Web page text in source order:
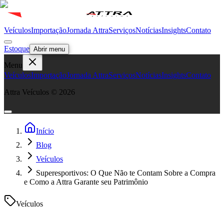
VeículosImportaçãoJornada AttraServiçosNotíciasInsightsContato
Estoque Abrir menu
Menu
VeículosImportaçãoJornada AttraServiçosNotíciasInsightsContato
Attra Veículos © 2026
Início
Blog
Veículos
Superesportivos: O Que Não te Contam Sobre a Compra
e Como a Attra Garante seu Patrimônio
Veículos